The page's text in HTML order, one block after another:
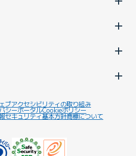
ブアクセシビリティの取り組み
シーポータルCookieポリシー
セキュリティ基本方針商標について